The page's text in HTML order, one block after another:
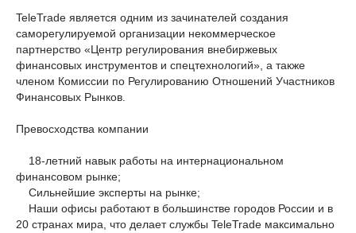
TeleTrade является одним из зачинателей создания
саморегулируемой организации некоммерческое
партнерство «Центр регулирования внебиржевых
финансовых инструментов и спецтехнологий», а также
членом Комиссии по Регулированию Отношений Участников
Финансовых Рынков.
Превосходства компании
18-летний навык работы на интернациональном
финансовом рынке;
Сильнейшие эксперты на рынке;
Наши офисы работают в большинстве городов России и в
20 странах мира, что делает службы TeleTrade максимально